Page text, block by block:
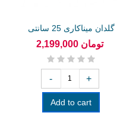
گلدان میناکاری 25 سانتی
2,199,000 تومان
- +
Add to cart